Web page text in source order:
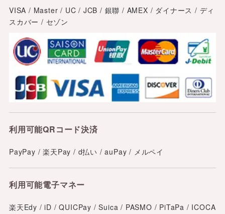
VISA / Master / UC / JCB / 銀聯 / AMEX / ダイナース / ディ
スカバー / セゾン
利用可能QRコード決済
PayPay / 楽天Pay / d払い / auPay / メルペイ
利用可能電子マネー
楽天Edy / iD / QUICPay / Suica / PASMO / PiTaPa / ICOCA